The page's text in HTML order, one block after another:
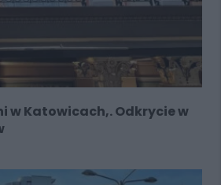
w Katowicach,. Odkrycie w